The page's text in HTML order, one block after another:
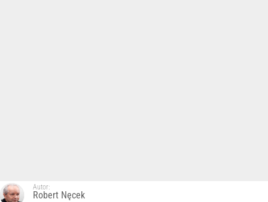
Autor:
Robert Nęcek